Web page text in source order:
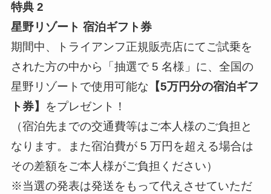
特典 2
星野リゾート 宿泊ギフト券
期間中、トライアンフ正規販売店にてご試乗を
された方の中から「抽選で 5 名様」に、全国の
星野リゾートで使用可能な 【5万円分の宿泊ギフ
ト券】 をプレゼント！
（宿泊先までの交通費等はご本人様のご負担と
なります。また宿泊費が 5 万円を超える場合は
その差額をご本人様がご負担ください）
※当選の発表は発送をもって代えさせていただ